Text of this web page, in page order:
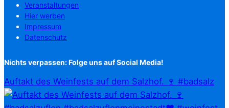
Veranstaltungen
Hier werben
Impressum
Datenschutz
Nichts verpassen: Folge uns auf Social Media!
Auftakt des Weinfests auf dem Salzhof. 🍷 #badsalz